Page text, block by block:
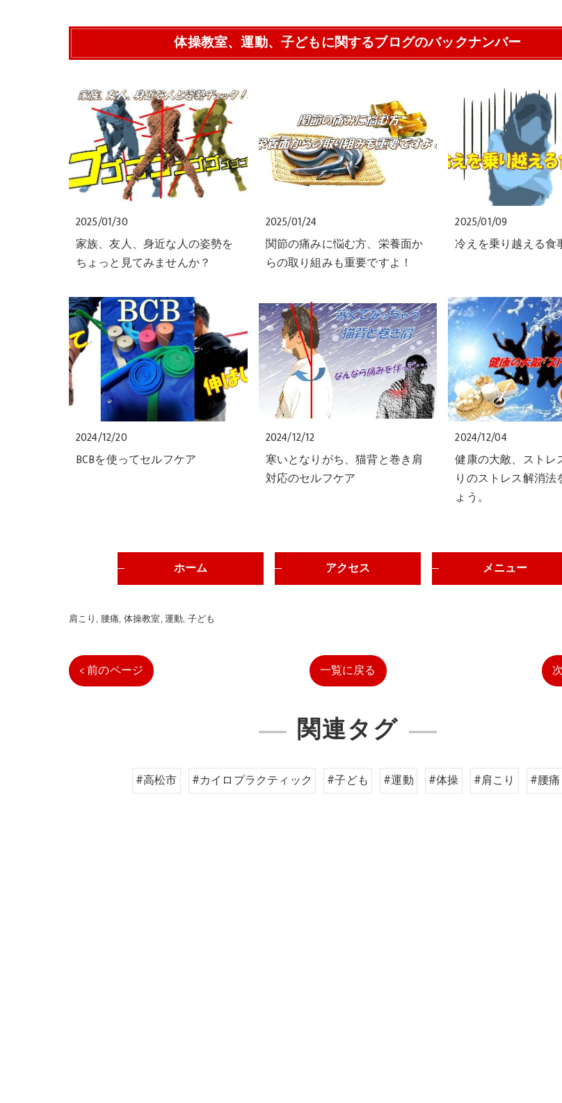
体操教室、運動、子どもに関するブログのバックナンバー
2025/01/30
家族、友人、身近な人の姿勢を
ちょっと見てみませんか？
2025/01/24
関節の痛みに悩む方、栄養面か
らの取り組みも重要ですよ！
2025/01/09
冷えを乗り越える食
2024/12/20
BCBを使ってセルフケア
2024/12/12
寒いとなりがち、猫背と巻き肩
対応のセルフケア
2024/12/04
健康の大敵、ストレ
りのストレス解消法
ょう。
ホーム アクセス メニュー
肩こり 腰痛 体操教室 運動 子ども
< 前のページ 一覧に戻る
関連タグ
#高松市 #カイロプラクティック #子ども #運動 #体操 #肩こり #腰痛